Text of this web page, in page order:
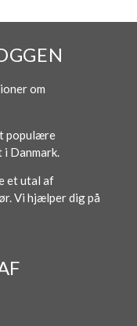
om
populære
Danmark.
et utal af
Vi hjælper dig på